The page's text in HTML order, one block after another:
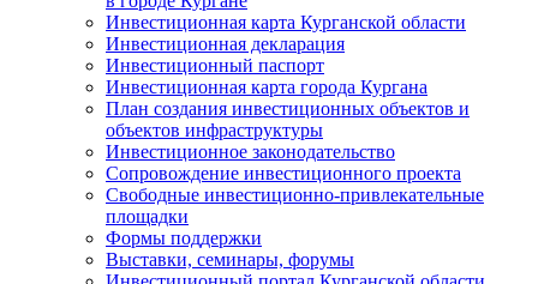
Инвестиционная карта Курганской области
Инвестиционная декларация
Инвестиционный паспорт
Инвестиционная карта города Кургана
План создания инвестиционных объектов и
объектов инфраструктуры
Инвестиционное законодательство
Сопровождение инвестиционного проекта
Свободные инвестиционно-привлекательные
площадки
Формы поддержки
Выставки, семинары, форумы